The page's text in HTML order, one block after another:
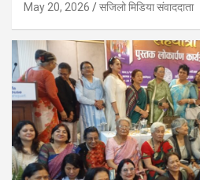
May 20, 2026 सजिलो मिडिया संवाददाता